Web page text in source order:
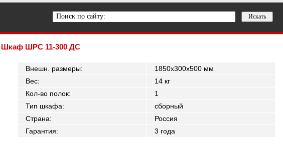
Шкаф ШРС 11-300 ДС
Внешн. размеры:
1850x300x500 мм
Вес:
14 кг
Кол-во полок:
1
Тип шкафа:
сборный
Страна:
Россия
Гарантия: 3 года